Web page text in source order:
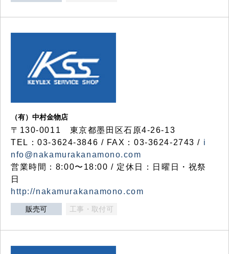
（有）中村金物店
〒130-0011 東京都墨田区石原4-26-13
TEL：03-3624-3846 / FAX：03-3624-2743 / i
nfo@nakamurakanamono.com
営業時間：8:00〜18:00 / 定休日：日曜日・祝祭
日
http://nakamurakanamono.com
販売可 工事・取付可